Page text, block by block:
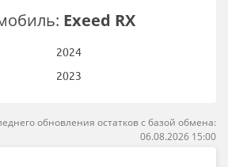
Exeed RX
2024
2023
обновления остатков с базой обмена:
06.08.2026 15:00